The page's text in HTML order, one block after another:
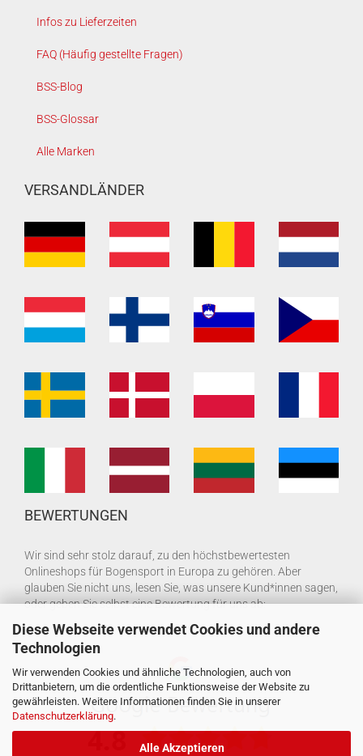
Diese Webseite verwendet Cookies und andere
Technologien
Wir verwenden Cookies und ähnliche Technologien, auch von
Drittanbietern, um die ordentliche Funktionsweise der Website zu
gewährleisten. Weitere Informationen finden Sie in unserer
Datenschutzerklärung.
Alle Akzeptieren
Infos zu Lieferzeiten
FAQ (Häufig gestellte Fragen)
BSS-Blog
BSS-Glossar
Alle Marken
VERSANDLÄNDER
BEWERTUNGEN
Wir sind sehr stolz darauf, zu den höchstbewertesten
Onlineshops für Bogensport in Europa zu gehören. Aber
glauben Sie nicht uns, lesen Sie, was unsere Kund*innen sagen,
oder geben Sie selbst eine Bewertung für uns ab: